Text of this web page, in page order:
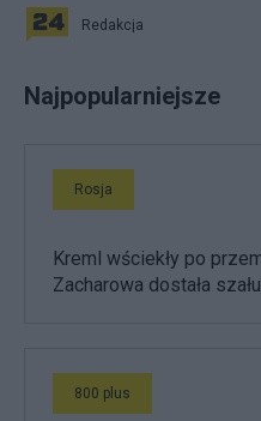
Redakcja
Najpopularniejsze
Rosja
Kreml wściekły po
Zacharowa dostała szału
800 plus